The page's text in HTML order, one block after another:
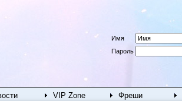
Имя
Пароль
VIP Zone Фреши